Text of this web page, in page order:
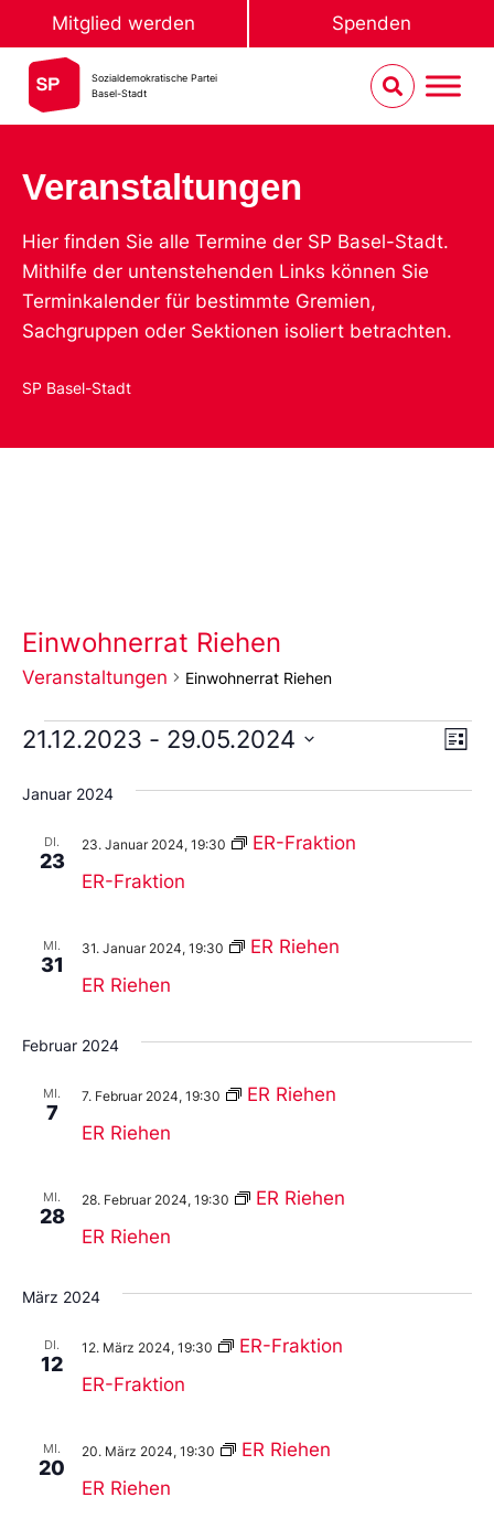
Mitglied werden Spenden
Sozialdemokratische Partei
Basel-Stadt
Veranstaltungen
Hier finden Sie alle Termine der SP Basel-Stadt.
Mithilfe der untenstehenden Links können Sie
Terminkalender für bestimmte Gremien,
Sachgruppen oder Sektionen isoliert betrachten.
SP Basel-Stadt
Einwohnerrat Riehen
Veranstaltungen Einwohnerrat Riehen
Liste
21.12.2023 - 29.05.2024
Sie
das
aus.
Januar 2024
DI.
23
ER-Fraktion
23. Januar 2024, 19:30 ER-Fraktion
MI.
31
ER Riehen
31. Januar 2024, 19:30 ER Riehen
Februar 2024
MI.
7
ER Riehen
7. Februar 2024, 19:30 ER Riehen
MI.
28
ER Riehen
28. Februar 2024, 19:30 ER Riehen
März 2024
DI.
12
ER-Fraktion
12. März 2024, 19:30 ER-Fraktion
MI.
20
ER Riehen
20. März 2024, 19:30 ER Riehen